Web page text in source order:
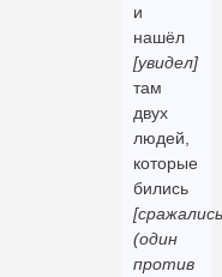
и
нашёл
[увидел]
там
двух
людей,
которые
бились
(один
против